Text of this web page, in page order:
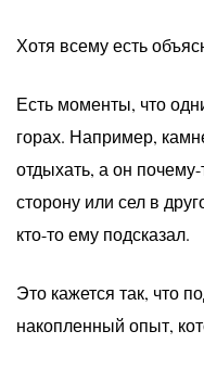
Хотя всему есть
Есть моменты, что
горах. Например,
отдыхать, а он
сторону или сел в
кто-то ему подсказал.
Это кажется так, что
накопленный опыт,